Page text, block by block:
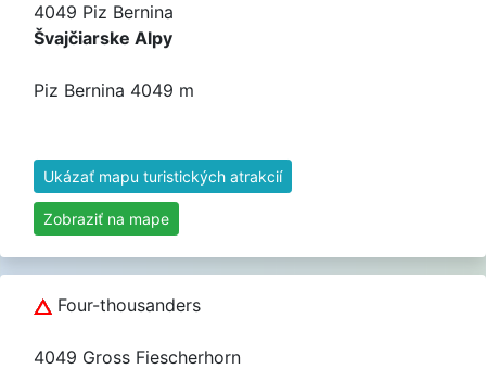
4049 Piz Bernina
Švajčiarske Alpy
Piz Bernina 4049 m
Ukázať mapu turistických atrakcií
Zobraziť na mape
Four-thousanders
4049 Gross Fiescherhorn